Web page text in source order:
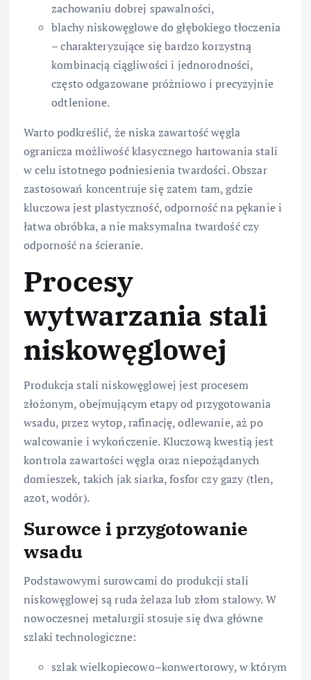
zachowaniu dobrej spawalności,
blachy niskowęglowe do głębokiego tłoczenia
– charakteryzujące się bardzo korzystną
kombinacją ciągliwości i jednorodności,
często odgazowane próżniowo i precyzyjnie
odtlenione.
Warto podkreślić, że niska zawartość węgla
ogranicza możliwość klasycznego hartowania stali
w celu istotnego podniesienia twardości. Obszar
zastosowań koncentruje się zatem tam, gdzie
kluczowa jest plastyczność, odporność na pękanie i
łatwa obróbka, a nie maksymalna twardość czy
odporność na ścieranie.
Procesy
wytwarzania stali
niskowęglowej
Produkcja stali niskowęglowej jest procesem
złożonym, obejmującym etapy od przygotowania
wsadu, przez wytop, rafinację, odlewanie, aż po
walcowanie i wykończenie. Kluczową kwestią jest
kontrola zawartości węgla oraz niepożądanych
domieszek, takich jak siarka, fosfor czy gazy (tlen,
azot, wodór).
Surowce i przygotowanie
wsadu
Podstawowymi surowcami do produkcji stali
niskowęglowej są ruda żelaza lub złom stalowy. W
nowoczesnej metalurgii stosuje się dwa główne
szlaki technologiczne:
szlak wielkopiecowo–konwertorowy, w którym